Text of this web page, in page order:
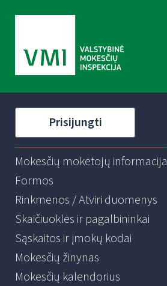
Prisijungti
Mokesčių mokėtojų informacija
Formos
Rinkmenos / Atviri duomenys
Skaičiuoklės ir pagalbininkai
Sąskaitos ir įmokų kodai
Mokesčių žinynas
Mokesčių kalendorius